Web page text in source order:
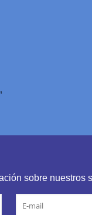
sobre nuestros